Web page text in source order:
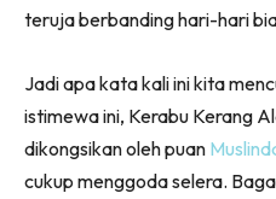
teruja berbanding hari-hari
Jadi apa kata kali ini kita
istimewa ini, Kerabu Kerang
dikongsikan oleh puan
cukup menggoda selera.